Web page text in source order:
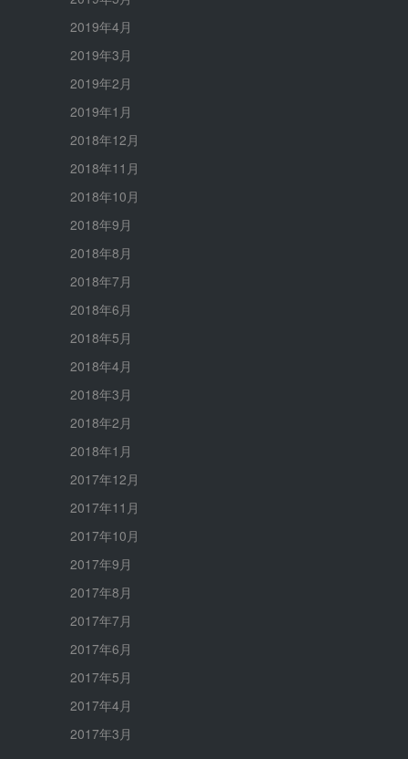
2019年4月
2019年3月
2019年2月
2019年1月
2018年12月
2018年11月
2018年10月
2018年9月
2018年8月
2018年7月
2018年6月
2018年5月
2018年4月
2018年3月
2018年2月
2018年1月
2017年12月
2017年11月
2017年10月
2017年9月
2017年8月
2017年7月
2017年6月
2017年5月
2017年4月
2017年3月